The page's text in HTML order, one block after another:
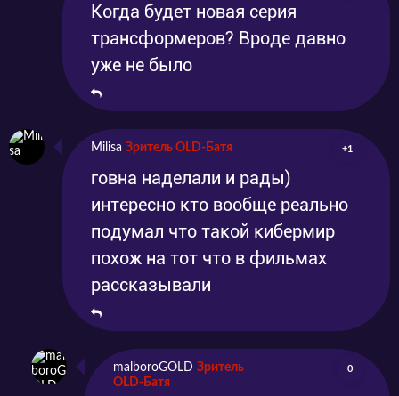
Когда будет новая серия
трансформеров? Вроде давно
уже не было
Milisa Зритель OLD-Батя +1
говна наделали и рады)
интересно кто вообще реально
подумал что такой кибермир
похож на тот что в фильмах
рассказывали
malboroGOLD Зритель
OLD-Батя
0